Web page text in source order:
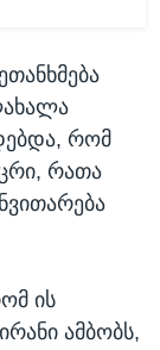
რომ
რათა
ის
ამბობს,